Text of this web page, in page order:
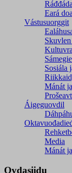
Eará
Vástusuorggit
Kultuvra
Sosiála
Mánát
Áigeguovdil
Media
Mánát
Ovdasiidu